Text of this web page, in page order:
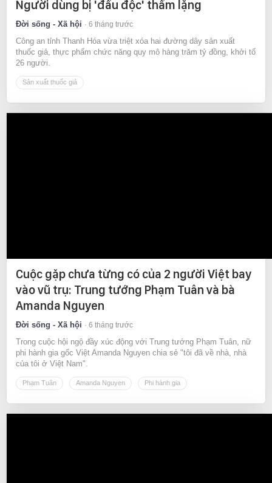
Người dùng bị 'đầu độc' thầm lặng
Đời sống - Xã hội 6 tháng trước
Công an tỉnh Thanh Hóa vừa triệt xóa hai đường dây sản xuất
thuốc giả, thực phẩm chức năng quy mô hàng trăm tỷ đồng, khởi tố
26 người.
Sản xuất thuốc giả
Cuộc gặp chưa từng có của 2 người Việt bay
vào vũ trụ: Trung tướng Phạm Tuân và bà
Amanda Nguyen
Đời sống - Xã hội 6 tháng trước
Trong cuộc hội ngộ đầy xúc động với Trung tướng Phạm Tuân, nữ
phi hành gia gốc Việt Amanda Nguyen chia sẻ "tôi đã về nhà, nhà
của tôi ở Việt Nam".
Phạm Tuân Amanda Nguyen Phi hành gia